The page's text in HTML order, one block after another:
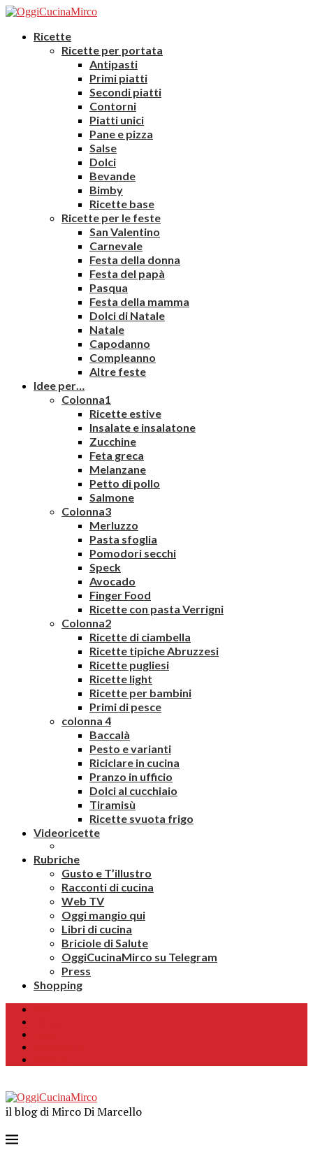
Ricette
Ricette per portata
Antipasti
Primi piatti
Secondi piatti
Contorni
Piatti unici
Pane e pizza
Salse
Dolci
Bevande
Bimby
Ricette base
Ricette per le feste
San Valentino
Carnevale
Festa della donna
Festa del papà
Pasqua
Festa della mamma
Dolci di Natale
Natale
Capodanno
Compleanno
Altre feste
Idee per…
Colonna1
Ricette estive
Insalate e insalatone
Zucchine
Feta greca
Melanzane
Petto di pollo
Salmone
Colonna3
Merluzzo
Pasta sfoglia
Pomodori secchi
Speck
Avocado
Finger Food
Ricette con pasta Verrigni
Colonna2
Ricette di ciambella
Ricette tipiche Abruzzesi
Ricette pugliesi
Ricette light
Ricette per bambini
Primi di pesce
colonna 4
Baccalà
Pesto e varianti
Riciclare in cucina
Pranzo in ufficio
Dolci al cucchiaio
Tiramisù
Ricette svuota frigo
Videoricette
Rubriche
Gusto e T’illustro
Racconti di cucina
Web TV
Oggi mangio qui
Libri di cucina
Briciole di Salute
OggiCucinaMirco su Telegram
Press
Shopping
il blog di Mirco Di Marcello